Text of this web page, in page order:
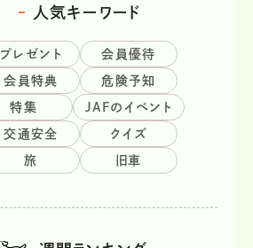
人気キーワード
プレゼント 会員優待
会員特典 危険予知
特集 JAFのイベント
交通安全 クイズ
旅 旧車